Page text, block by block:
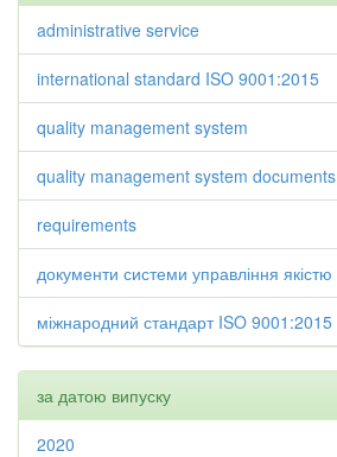
administrative service
international standard ISO 9001:2015
quality management system
quality management system documents
requirements
документи системи управління якістю
міжнародний стандарт ISO 9001:2015
за датою випуску
2020